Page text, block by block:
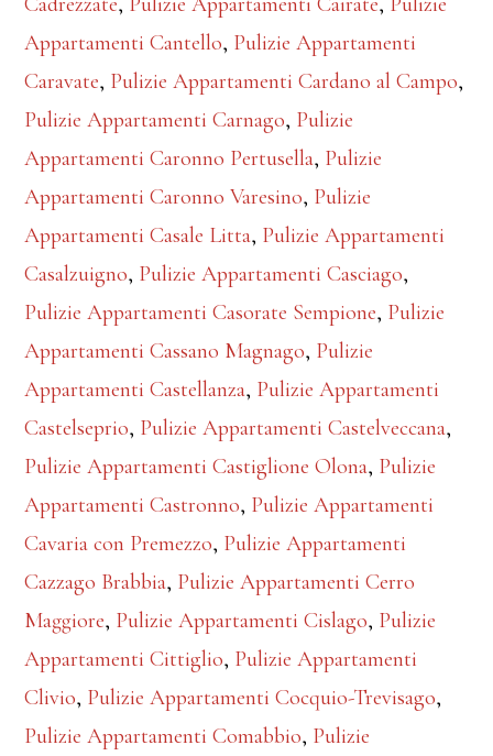
Appartamenti Cantello, Pulizie Appartamenti
Caravate, Pulizie Appartamenti Cardano al Campo,
Pulizie Appartamenti Carnago, Pulizie
Appartamenti Caronno Pertusella, Pulizie
Appartamenti Caronno Varesino, Pulizie
Appartamenti Casale Litta, Pulizie Appartamenti
Casalzuigno, Pulizie Appartamenti Casciago,
Pulizie Appartamenti Casorate Sempione, Pulizie
Appartamenti Cassano Magnago, Pulizie
Appartamenti Castellanza, Pulizie Appartamenti
Castelseprio, Pulizie Appartamenti Castelveccana,
Pulizie Appartamenti Castiglione Olona, Pulizie
Appartamenti Castronno, Pulizie Appartamenti
Cavaria con Premezzo, Pulizie Appartamenti
Cazzago Brabbia, Pulizie Appartamenti Cerro
Maggiore, Pulizie Appartamenti Cislago, Pulizie
Appartamenti Cittiglio, Pulizie Appartamenti
Clivio, Pulizie Appartamenti Cocquio-Trevisago,
Pulizie Appartamenti Comabbio, Pulizie